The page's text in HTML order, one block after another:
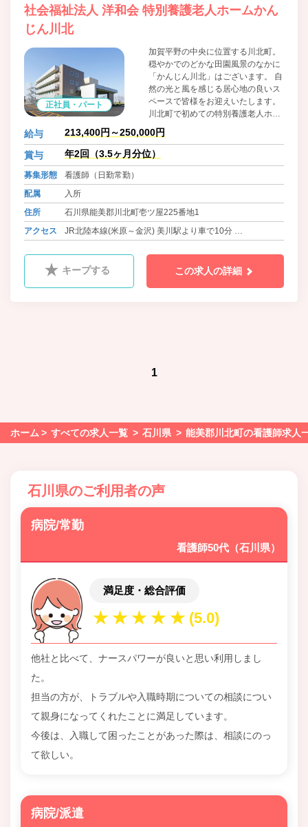
社会福祉法人 洋和会 特別養護老人ホームかん
じん川北
正社員・パート
加賀平野の中央に位置する川北町。
穏やかでのどかな田園風景のなかに
「かんじん川北」はございます。 自
然の光と風を感じる居心地の良いス
ペースで皆様をお迎えいたします。
川北町で初めての特別養護老人ホー
ムのスタッフを募集しています。新
しい施設で新しいことにチャレンジ
したい方お待ちしております。
給与 213,400円～250,000円
賞与 年2回（3.5ヶ月分位）
募集形態
看護師（日勤常勤）
配属
入所
住所
石川県能美郡川北町壱ツ屋225番地1
アクセス
JR北陸本線(米原～金沢) 美川駅より車で10分
キープする この求人の詳細
1
ホーム すべての求人一覧 石川県 能美郡川北町の看護師求人
石川県のご利用者の声
病院/常勤
看護師50代（石川県）
満足度・総合評価
他社と比べて、ナースパワーが良いと思い利用しまし
た。
担当の方が、トラブルや入職時期についての相談につい
て親身になってくれたことに満足しています。
今後は、入職して困ったことがあった際は、相談にのっ
て欲しい。
病院/派遣